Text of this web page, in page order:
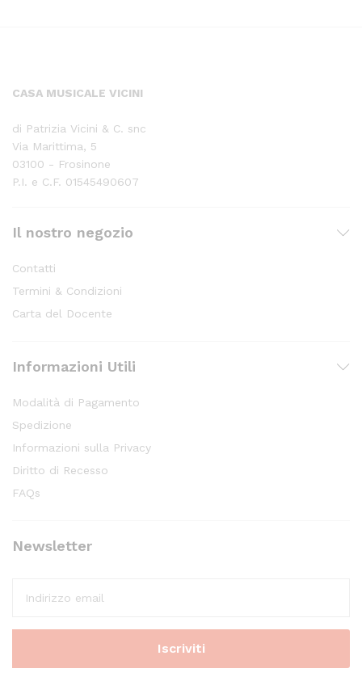
CASA MUSICALE VICINI
di Patrizia Vicini & C. snc
Via Marittima, 5
03100 - Frosinone
P.I. e C.F. 01545490607
Il nostro negozio
Contatti
Termini & Condizioni
Carta del Docente
Informazioni Utili
Modalità di Pagamento
Spedizione
Informazioni sulla Privacy
Diritto di Recesso
FAQs
Newsletter